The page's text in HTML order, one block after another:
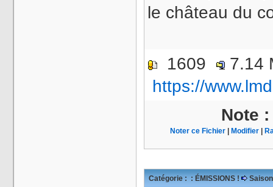
le château du
1609
https://
Note
Noter ce Fichier Modifier
Catégorie : : ÉMISSIONS !